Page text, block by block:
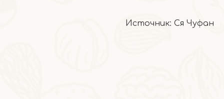
Источник: Ся Чуфан